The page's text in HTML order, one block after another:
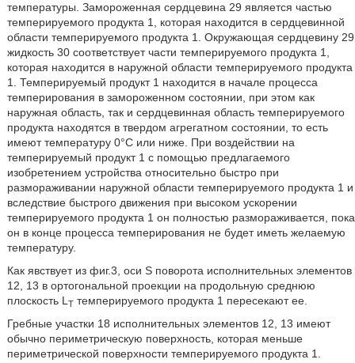
температуры. Замороженная сердцевина 29 является частью
темперируемого продукта 1, которая находится в сердцевинной
области темперируемого продукта 1. Окружающая сердцевину 29
жидкость 30 соответствует части темперируемого продукта 1,
которая находится в наружной области темперируемого продукта
1. Темперируемый продукт 1 находится в начале процесса
темперирования в замороженном состоянии, при этом как
наружная область, так и сердцевинная область темперируемого
продукта находятся в твердом агрегатном состоянии, то есть
имеют температуру 0°C или ниже. При воздействии на
темперируемый продукт 1 с помощью предлагаемого
изобретением устройства относительно быстро при
размораживании наружной области темперируемого продукта 1 и
вследствие быстрого движения при высоком ускорении
темперируемого продукта 1 он полностью размораживается, пока
он в конце процесса темперирования не будет иметь желаемую
температуру.
Как явствует из фиг.3, оси S поворота исполнительных элементов
12, 13 в ортогональной проекции на продольную среднюю
плоскость LTтемперируемого продукта 1 пересекают ее.
Гребные участки 18 исполнительных элементов 12, 13 имеют
обычно периметрическую поверхность, которая меньше
периметрической поверхности темперируемого продукта 1.